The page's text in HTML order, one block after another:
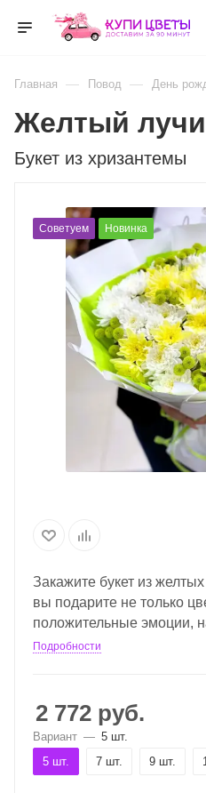
Главная — Повод — День
Букет из хризантемы
Желтый
Советуем Новинка
Закажите букет из
вы подарите не только
положительные эмоции,
радостью и счастьем.
Подробности
2 772 руб.
Вариант — 5 шт.
5 шт.
7 шт. 9 шт.